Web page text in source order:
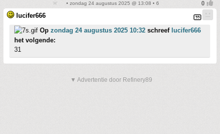
• zondag 24 augustus 2025 @ 13:08 • 6
lucifer666
Op zondag 24 augustus 2025 10:32 schreef lucifer666
het volgende:
31
▼ Advertentie door Refinery89